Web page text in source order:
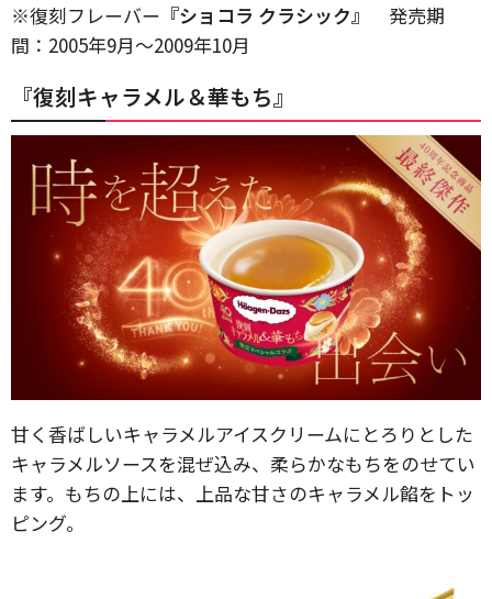
※復刻フレーバー 『ショコラ クラシック』
発売期
間：2005年9月～2009年10月
『復刻キャラメル＆華もち』
甘く香ばしいキャラメルアイスクリームにとろりとした
キャラメルソースを混ぜ込み、柔らかなもちをのせてい
ます。もちの上には、上品な甘さのキャラメル餡をトッ
ピング。